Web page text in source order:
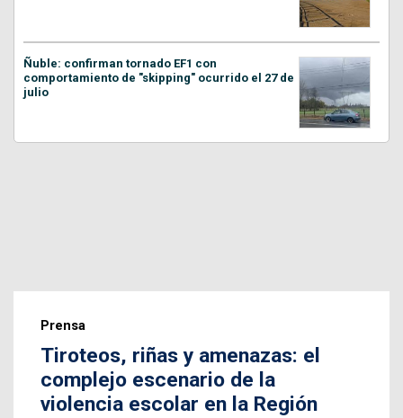
Ñuble: confirman tornado EF1 con
comportamiento de "skipping" ocurrido el 27 de
julio
Prensa
Tiroteos, riñas y amenazas: el
complejo escenario de la
violencia escolar en la Región